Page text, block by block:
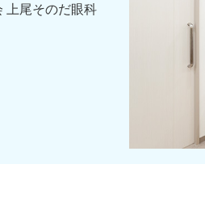
上尾そのだ眼科